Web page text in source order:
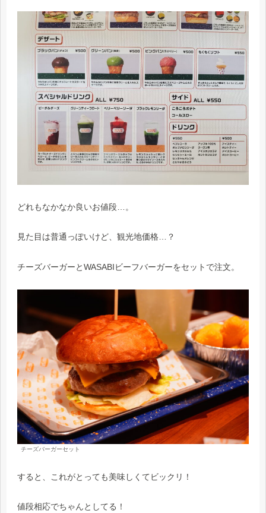
どれもなかなか良いお値段…。
見た目は普通っぽいけど、観光地価格…？
チーズバーガーとWASABIビーフバーガーをセットで注文。
チーズバーガーセット
すると、これがとっても美味しくてビックリ！
値段相応でちゃんとしてる！